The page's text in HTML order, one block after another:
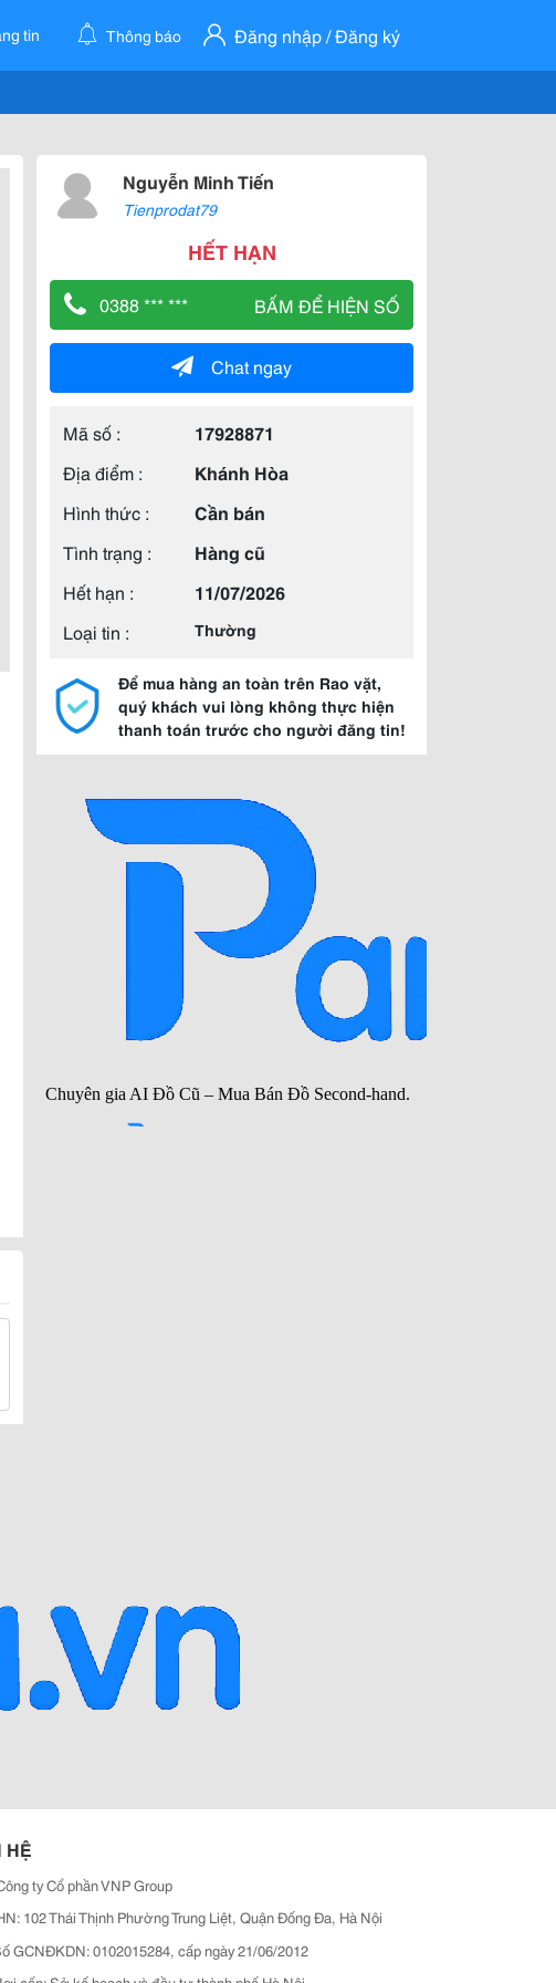
tin Thông báo Đăng nhập / Đăng ký
Nguyễn Minh Tiến
Tienprodat79
HẾT HẠN
0388 *** *** BẤM ĐỂ HIỆN SỐ
Chat ngay
Mã số :
17928871
Địa điểm :
Khánh Hòa
Hình thức :
Cần bán
Tình trạng :
Hàng cũ
Hết hạn :
11/07/2026
Loại tin :
Thường
Để mua hàng an toàn trên Rao vặt,
quý khách vui lòng không thực hiện
thanh toán trước cho người đăng tin!
HỆ
ty Cổ phần VNP Group
102 Thái Thịnh Phường Trung Liệt, Quận Đống Đa, Hà Nội
GCNĐKDN: 0102015284, cấp ngày 21/06/2012